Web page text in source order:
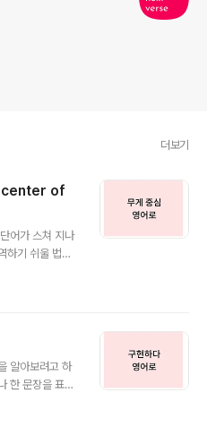
더보기
center of
어가 스쳐 지나
하기 쉬울 법한
게 쓰는지 알아
있을 것 같습
맞지만 'center
. 무게 중심을
인데요. 첫 번
알아보려고 하
한 문장을 표현
이 'give shap